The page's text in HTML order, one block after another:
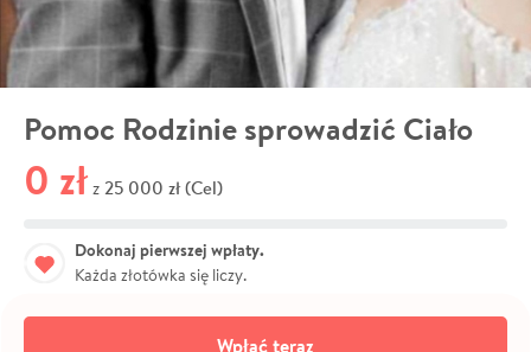
Pomoc Rodzinie sprowadzić Ciało
0 zł z 25 000 zł (Cel)
Dokonaj pierwszej wpłaty.
Każda złotówka się liczy.
Wpłać teraz